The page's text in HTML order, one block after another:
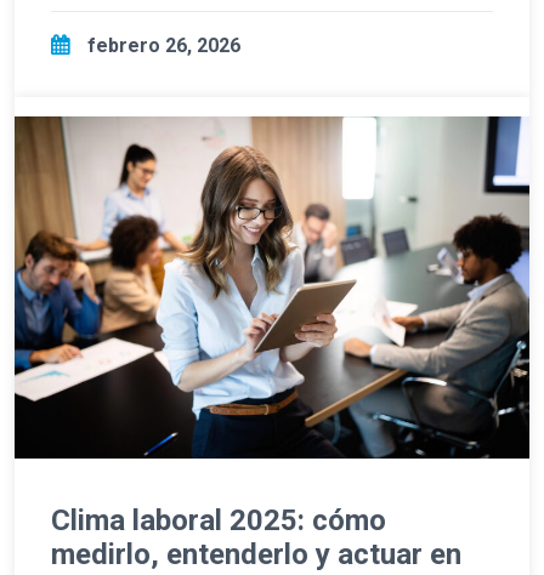
febrero 26, 2026
Clima laboral 2025: cómo
medirlo, entenderlo y actuar en